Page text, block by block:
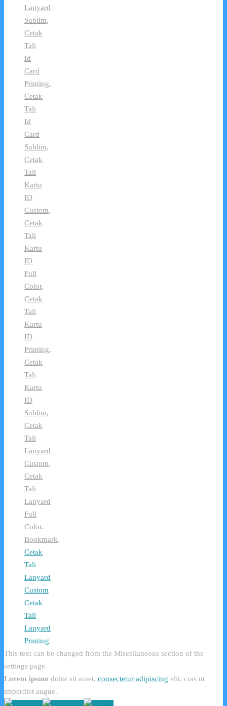
Lanyard
Sublim,
Cetak
Tali
Id
Card
Printing,
Cetak
Tali
Id
Card
Sublim,
Cetak
Tali
Kartu
ID
Custom,
Cetak
Tali
Kartu
ID
Full
Color,
Cetak
Tali
Kartu
ID
Printing,
Cetak
Tali
Kartu
ID
Sublim,
Cetak
Tali
Lanyard
Custom,
Cetak
Tali
Lanyard
Full
Color.
Bookmark.
Cetak
Tali
Lanyard
Custom
Cetak
Tali
Lanyard
Printing
This text can be changed from the Miscellaneous section of the
settings page.
Lorem ipsum dolor sit amet, consectetur adipiscing elit, cras ut
imperdiet augue.